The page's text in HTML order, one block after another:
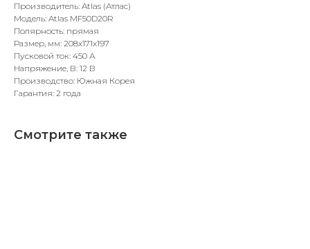
Производитель: Atlas (Атлас)
Модель: Atlas MF50D20R
Полярность: прямая
Размер, мм: 208x171x197
Пусковой ток: 450 А
Напряжение, В: 12 В
Производство: Южная Корея
Гарантия: 2 года
Смотрите также